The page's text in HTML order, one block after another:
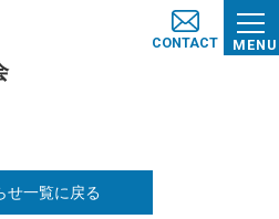
MENU
CONTACT
せ一覧に戻る